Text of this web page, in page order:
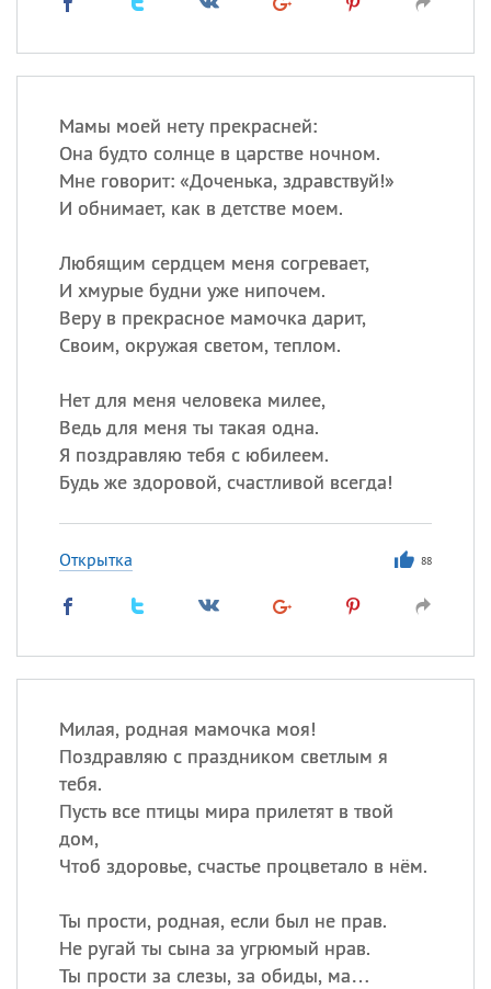
Мамы моей нету прекрасней:
Она будто солнце в царстве ночном.
Мне говорит: «Доченька, здравствуй!»
И обнимает, как в детстве моем.
Любящим сердцем меня согревает,
И хмурые будни уже нипочем.
Веру в прекрасное мамочка дарит,
Своим, окружая светом, теплом.
Нет для меня человека милее,
Ведь для меня ты такая одна.
Я поздравляю тебя с юбилеем.
Будь же здоровой, счастливой всегда!
Открытка 88
Милая, родная мамочка моя!
Поздравляю с праздником светлым я
тебя.
Пусть все птицы мира прилетят в твой
дом,
Чтоб здоровье, счастье процветало в нём.
Ты прости, родная, если был не прав.
Не ругай ты сына за угрюмый нрав.
Ты прости за слезы, за обиды, ма…